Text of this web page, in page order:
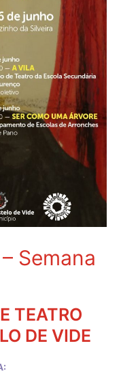
Semana
TEATRO
DE VIDE